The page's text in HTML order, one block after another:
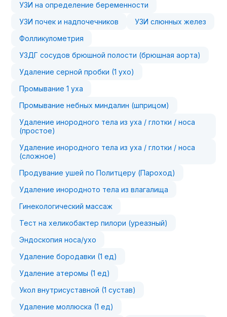
УЗИ на определение беременности
УЗИ почек и надпочечников
УЗИ слюнных желез
Фолликулометрия
УЗДГ сосудов брюшной полости (брюшная аорта)
Удаление серной пробки (1 ухо)
Промывание 1 уха
Промывание небных миндалин (шприцом)
Удаление инородного тела из уха / глотки / носа
(простое)
Удаление инородного тела из уха / глотки / носа
(сложное)
Продувание ушей по Политцеру (Пароход)
Удаление инородното тела из влагалища
Гинекологический массаж
Тест на хеликобактер пилори (уреазный)
Эндоскопия носа/ухо
Удаление бородавки (1 ед)
Удаление атеромы (1 ед)
Укол внутрисуставной (1 сустав)
Удаление моллюска (1 ед)